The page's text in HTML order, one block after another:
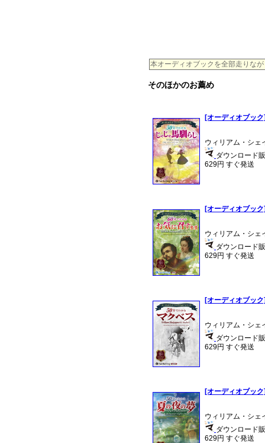
本オーディオブックを全部走りな
そのほかのお薦め
[オーディオブッ
ウィリアム・シェ
ダウンロード
629円 すぐ発送
[オーディオブッ
ウィリアム・シェ
ダウンロード
629円 すぐ発送
[オーディオブッ
ウィリアム・シェ
ダウンロード
629円 すぐ発送
[オーディオブッ
ウィリアム・シェ
ダウンロード
629円 すぐ発送